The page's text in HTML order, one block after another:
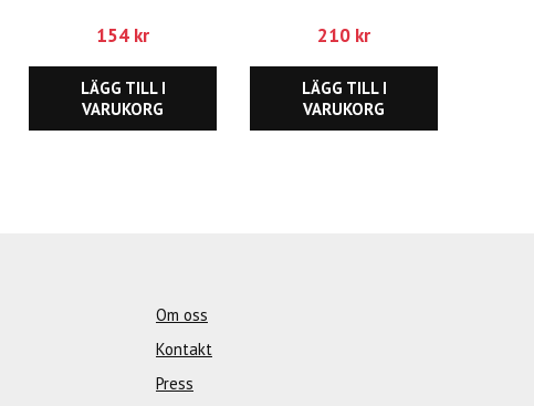
154 kr
LÄGG TILL I
VARUKORG
210 kr
LÄGG TILL I
VARUKORG
Om oss
Kontakt
Press